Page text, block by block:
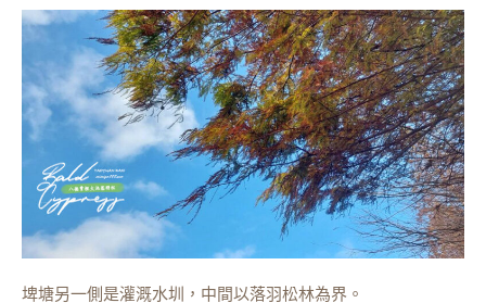
埤塘另一側是灌溉水圳，中間以落羽松林為界。